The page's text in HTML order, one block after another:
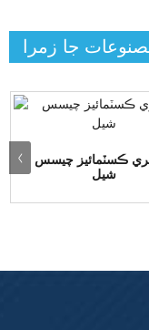
جا زمرا
ڪسٽمائيز چيسس
شيل